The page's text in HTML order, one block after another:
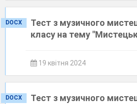
DOCX
Тест з музичного
класу на тему
19 квітня 2024
DOCX
Тест з музичного